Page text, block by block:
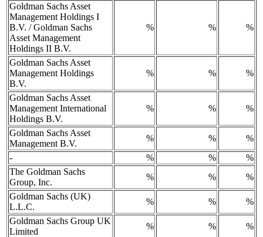
Goldman Sachs Asset
Management Holdings I
B.V. / Goldman Sachs
Asset Management
Holdings II B.V.
% % %
Goldman Sachs Asset
Management Holdings
B.V.
% % %
Goldman Sachs Asset
Management International
Holdings B.V.
% % %
Goldman Sachs Asset
Management B.V.
% %
%
-
% %
%
The Goldman Sachs
Group, Inc.
% %
%
Goldman Sachs (UK)
L.L.C.
% %
%
Goldman Sachs Group UK
Limited
% %
%